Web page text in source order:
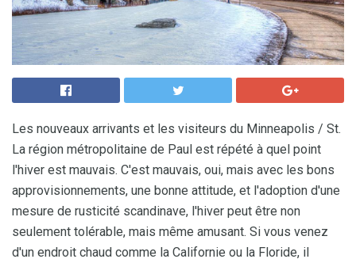
Les nouveaux arrivants et les visiteurs du Minneapolis / St.
La région métropolitaine de Paul est répété à quel point
l'hiver est mauvais. C'est mauvais, oui, mais avec les bons
approvisionnements, une bonne attitude, et l'adoption d'une
mesure de rusticité scandinave, l'hiver peut être non
seulement tolérable, mais même amusant. Si vous venez
d'un endroit chaud comme la Californie ou la Floride, il